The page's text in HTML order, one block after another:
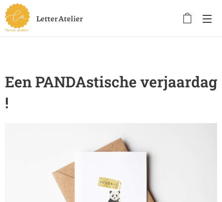
Letter Atelier
Een PANDAstische verjaardag
!